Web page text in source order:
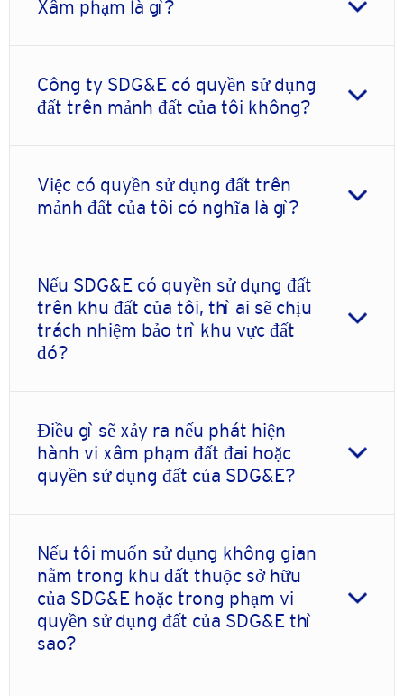
Xâm phạm là gì?
Công ty SDG&E có quyền sử dụng
đất trên mảnh đất của tôi không?
Việc có quyền sử dụng đất trên
mảnh đất của tôi có nghĩa là gì?
Nếu SDG&E có quyền sử dụng đất
trên khu đất của tôi, thì ai sẽ chịu
trách nhiệm bảo trì khu vực đất
đó?
Điều gì sẽ xảy ra nếu phát hiện
hành vi xâm phạm đất đai hoặc
quyền sử dụng đất của SDG&E?
Nếu tôi muốn sử dụng không gian
nằm trong khu đất thuộc sở hữu
của SDG&E hoặc trong phạm vi
quyền sử dụng đất của SDG&E thì
sao?